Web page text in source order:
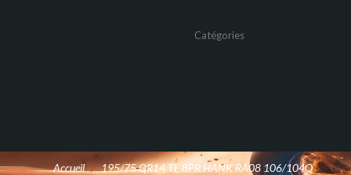
Catégories
Accueil / 195/75 QR14 TL 8PR HANK RA08 106/104Q